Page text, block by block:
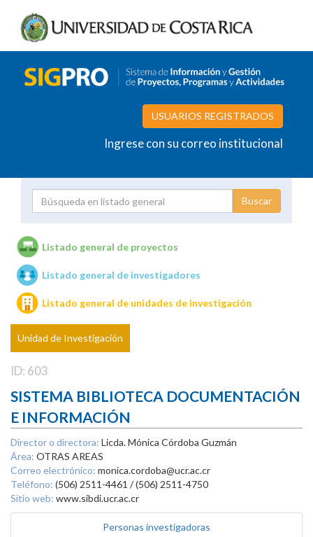
USUARIOS REGISTRADOS
Ingrese con su correo institucional
Unidades de investigación
Listado general de proyectos
Listado general de investigadores
Listado general de unidades de investigación
Unidad de Investigación
ID: 603
SISTEMA BIBLIOTECA DOCUMENTACIÓN
E INFORMACIÓN
Director o directora: Licda. Mónica Córdoba Guzmán
Área: OTRAS AREAS
Correo electrónico: monica.cordoba@ucr.ac.cr
Teléfono: (506) 2511-4461 / (506) 2511-4750
Sitio web: www.sibdi.ucr.ac.cr
Personas investigadoras